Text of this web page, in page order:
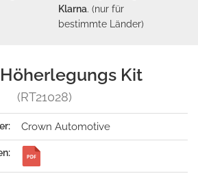
Klarna. (nur für
bestimmte Länder)
Kit
(RT21028)
Crown Automotive